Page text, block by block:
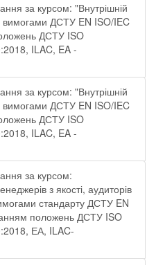
за курсом: "Внутрішній
вимогами ДСТУ EN ISO/IEC
ДСТУ ISO
ILAC, EA -
за курсом: "Внутрішній
вимогами ДСТУ EN ISO/IEC
ДСТУ ISO
ILAC, EA -
за курсом:
з якості, аудиторів
стандарту ДСТУ EN
положень ДСТУ ISO
ЕА, ILAC-